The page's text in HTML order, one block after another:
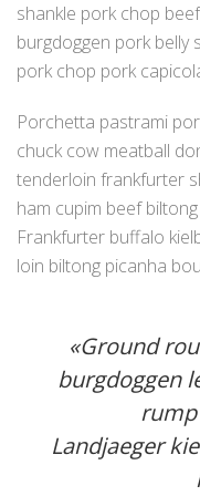
shankle pork chop
burgdoggen pork belly
pork chop pork
Porchetta pastrami
chuck cow meatball
tenderloin frankfurter
ham cupim beef
Frankfurter buffalo
loin biltong picanha
«Ground
burgdoggen
Landjaeger